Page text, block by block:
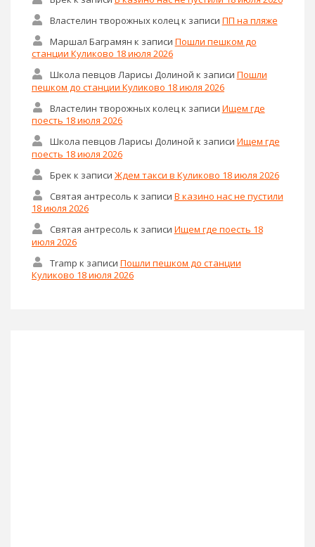
Властелин творожных колецк записи ПП на пляже
Маршал Баграмян к записи Пошли пешком до
станции Куликово 18 июля 2026
Школа певцов Ларисы Долиной к записи Пошли
пешком до станции Куликово 18 июля 2026
Властелин творожных колец к записи Ищем где
поесть 18 июля 2026
Школа певцов Ларисы Долиной к записи Ищем где
поесть 18 июля 2026
Брек к записи Ждем такси в Куликово 18 июля 2026
Святая антресоль к записи В казино нас не пустили
18 июля 2026
Святая антресоль к записи Ищем где поесть 18
июля 2026
Tramp к записи Пошли пешком до станции
Куликово 18 июля 2026